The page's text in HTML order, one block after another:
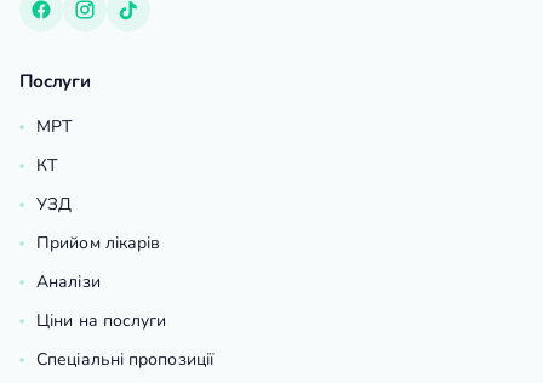
Послуги
МРТ
КТ
УЗД
Прийом лікарів
Аналізи
Ціни на послуги
Спеціальні пропозиції